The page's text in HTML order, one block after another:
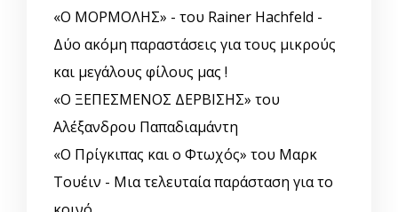
«Ο ΜΟΡΜΟΛΗΣ» - του Rainer Hachfeld -
Δύο ακόμη παραστάσεις για τους μικρούς
και μεγάλους φίλους μας !
«Ο ΞΕΠΕΣΜΕΝΟΣ ΔΕΡΒΙΣΗΣ» του
Αλέξανδρου Παπαδιαμάντη
«Ο Πρίγκιπας και ο Φτωχός» του Μαρκ
Τουέιν - Μια τελευταία παράσταση για το